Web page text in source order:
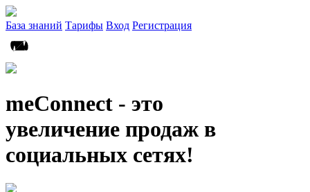
База знаний Тарифы Вход Регистрация
meConnect - это
увеличение продаж в
социальных сетях!